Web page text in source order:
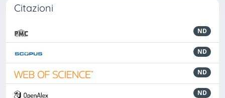
Citazioni
ND
ND
ND
ND